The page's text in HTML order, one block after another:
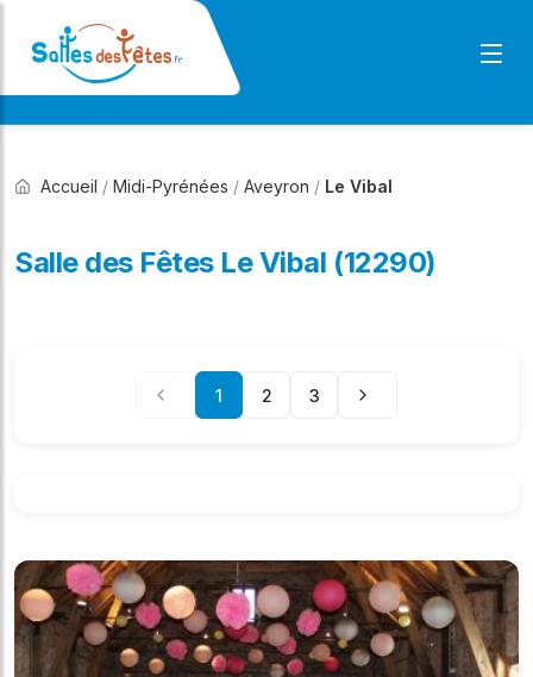
Accueil / Midi-Pyrénées / Aveyron / Le Vibal
Salle des Fêtes Le Vibal (12290)
1 2 3